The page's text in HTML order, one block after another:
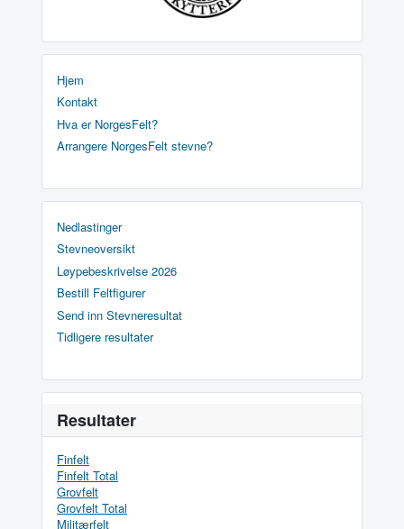
Hjem
Kontakt
Hva er NorgesFelt?
Arrangere NorgesFelt stevne?
Nedlastinger
Stevneoversikt
Løypebeskrivelse 2026
Bestill Feltfigurer
Send inn Stevneresultat
Tidligere resultater
Resultater
Finfelt
Finfelt Total
Grovfelt
Grovfelt Total
Militærfelt